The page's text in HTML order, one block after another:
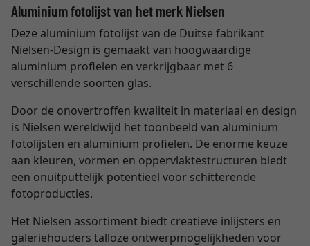
Aluminium fotolijst van het merk Nielsen
Deze aluminium fotolijst van de Duitse fabrikant
Nielsen-Design is gemaakt van hoogwaardige
aluminium profielen en verkrijgbaar met 6
verschillende soorten glas.
Door de onovertroffen kwaliteit in materiaal en design
is Nielsen wereldwijd het toonbeeld van aluminium
fotolijsten en aluminium profielen. De enorme keuze
aan kleuren, vormen en oppervlaktestructuren biedt
een onuitputtelijk potentieel voor schitterende
fotoproducties.
Het Nielsen assortiment biedt creatieve inlijsters en
galeriehouders talloze ontwerpmogelijkheden voor